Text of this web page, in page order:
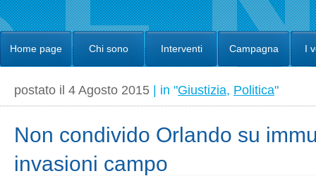
Home page Chi sono Interventi Campagna I
postato il 4 Agosto 2015 | in "Giustizia, Politica"
Non condivido Orlando su
invasioni campo